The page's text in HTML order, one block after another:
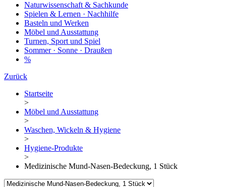
Naturwissenschaft & Sachkunde
Spielen & Lernen · Nachhilfe
Basteln und Werken
Möbel und Ausstattung
Turnen, Sport und Spiel
Sommer · Sonne · Draußen
%
Zurück
Startseite
>
Möbel und Ausstattung
>
Waschen, Wickeln & Hygiene
>
Hygiene-Produkte
>
Medizinische Mund-Nasen-Bedeckung, 1 Stück